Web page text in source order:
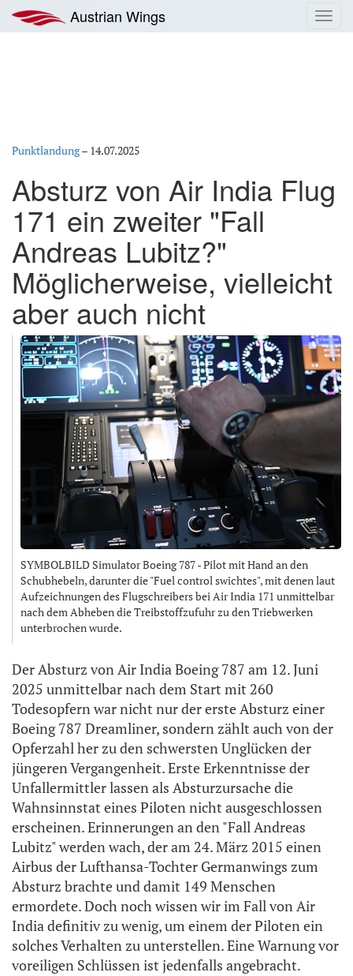
Inhalt
springen
Austrian Wings
Punktlandung– 14.07.2025
Absturz von Air India Flug
171 ein zweiter "Fall
Andreas Lubitz?"
Möglicherweise, vielleicht
aber auch nicht
SYMBOLBILD Simulator Boeing 787 - Pilot mit Hand an den
Schubhebeln, darunter die "Fuel control swichtes", mit denen laut
Aufzeichnungen des Flugschreibers bei Air India 171 unmittelbar
nach dem Abheben die Treibstoffzufuhr zu den Triebwerken
unterbrochen wurde.
Der Absturz von Air India Boeing 787 am 12. Juni
2025 unmittelbar nach dem Start mit 260
Todesopfern war nicht nur der erste Absturz einer
Boeing 787 Dreamliner, sondern zählt auch von der
Opferzahl her zu den schwersten Unglücken der
jüngeren Vergangenheit. Erste Erkenntnisse der
Unfallermittler lassen als Absturzursache die
Wahnsinnstat eines Piloten nicht ausgeschlossen
erscheinen. Erinnerungen an den "Fall Andreas
Lubitz" werden wach, der am 24. März 2015 einen
Airbus der Lufthansa-Tochter Germanwings zum
Absturz brachte und damit 149 Menschen
ermordete. Doch noch wissen wir im Fall von Air
India definitiv zu wenig, um einem der Piloten ein
solches Verhalten zu unterstellen. Eine Warnung vor
voreiligen Schlüssen ist jedenfalls angebracht.